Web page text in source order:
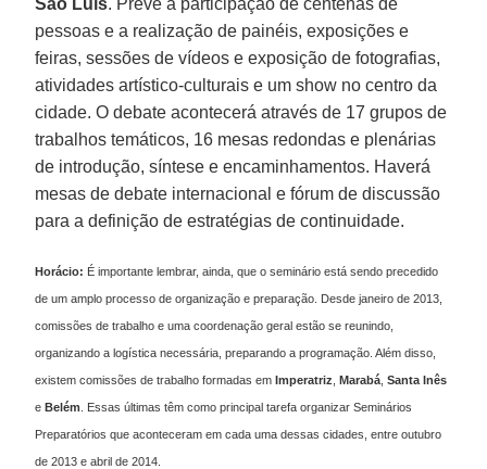
pessoas e a realização de painéis, exposições e
feiras, sessões de vídeos e exposição de fotografias,
atividades artístico-culturais e um show no centro da
cidade. O debate acontecerá através de 17 grupos de
trabalhos temáticos, 16 mesas redondas e plenárias
de introdução, síntese e encaminhamentos. Haverá
mesas de debate internacional e fórum de discussão
para a definição de estratégias de continuidade.
Horácio: É importante lembrar, ainda, que o seminário está sendo precedido
de um amplo processo de organização e preparação. Desde janeiro de 2013,
comissões de trabalho e uma coordenação geral estão se reunindo,
organizando a logística necessária, preparando a programação. Além disso,
existem comissões de trabalho formadas emImperatriz ,Marabá ,Santa Inês
eBelém . Essas últimas têm como principal tarefa organizar Seminários
Preparatórios que aconteceram em cada uma dessas cidades, entre outubro
de 2013 e abril de 2014.